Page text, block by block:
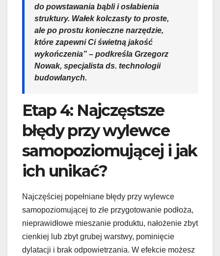
do powstawania bąbli i osłabienia
struktury. Wałek kolczasty to proste,
ale po prostu konieczne narzędzie,
które zapewni Ci świetną jakość
wykończenia” – podkreśla Grzegorz
Nowak, specjalista ds. technologii
budowlanych.
Etap 4: Najczęstsze
błędy przy wylewce
samopoziomującej i jak
ich unikać?
Najczęściej popełniane błędy przy wylewce
samopoziomującej to złe przygotowanie podłoża,
nieprawidłowe mieszanie produktu, nałożenie zbyt
cienkiej lub zbyt grubej warstwy, pominięcie
dylatacji i brak odpowietrzania. W efekcie możesz